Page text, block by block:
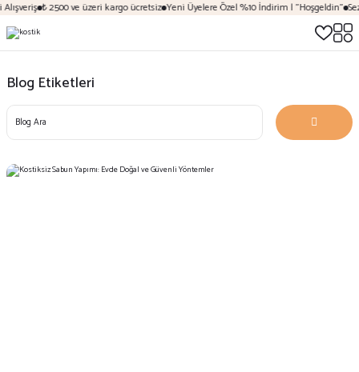
₺ 2500 ve üzeri kargo ücretsiz Yeni Üyelere Özel %10 İndirim | "Hoşgeldin"
Blog Etiketleri